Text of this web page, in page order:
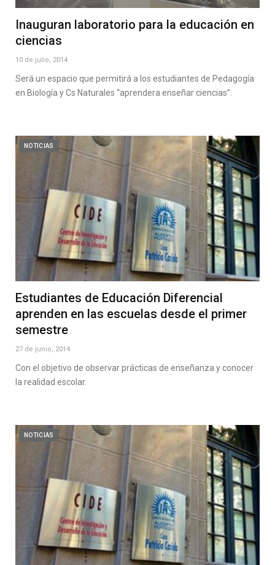
Inauguran laboratorio para la educación en
ciencias
10 de julio, 2014
Será un espacio que permitirá a los estudiantes de Pedagogía
en Biología y Cs Naturales “aprendera enseñar ciencias”.
NOTICIAS
Estudiantes de Educación Diferencial
aprenden en las escuelas desde el primer
semestre
27 de junio, 2014
Con el objetivo de observar prácticas de enseñanza y conocer
la realidad escolar.
NOTICIAS